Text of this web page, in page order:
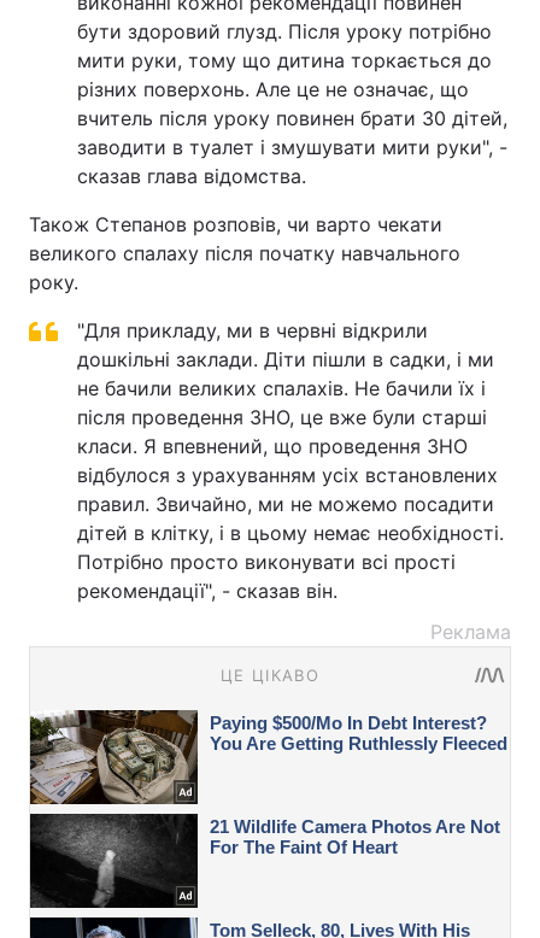
бути здоровий глузд. Після уроку потрібно
мити руки, тому що дитина торкається до
різних поверхонь. Але це не означає, що
вчитель після уроку повинен брати 30 дітей,
заводити в туалет і змушувати мити руки", -
сказав глава відомства.
Також Степанов розповів, чи варто чекати
великого спалаху після початку навчального
року.
"Для прикладу, ми в червні відкрили
дошкільні заклади. Діти пішли в садки, і ми
не бачили великих спалахів. Не бачили їх і
після проведення ЗНО, це вже були старші
класи. Я впевнений, що проведення ЗНО
відбулося з урахуванням усіх встановлених
правил. Звичайно, ми не можемо посадити
дітей в клітку, і в цьому немає необхідності.
Потрібно просто виконувати всі прості
рекомендації", - сказав він.
Реклама